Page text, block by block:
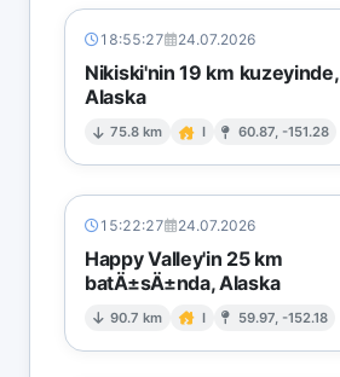
18:55:27 24.07.2026
Nikiski'nin 19 km kuzeyinde,
Alaska
75.8 km I 60.87, -151.28
15:22:27 24.07.2026
Happy Valley'in 25 km
batÄ±sÄ±nda, Alaska
90.7 km I 59.97, -152.18